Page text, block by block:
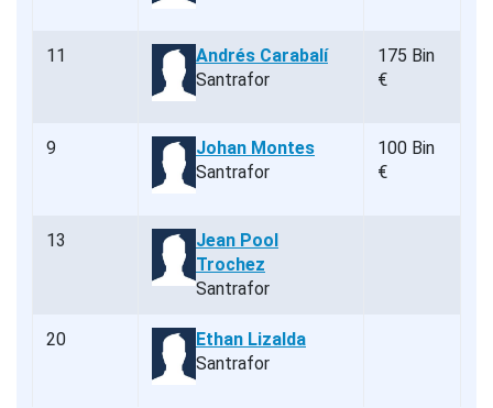
11
Andrés Carabalí
Santrafor
175 Bin
€
9
Johan Montes
Santrafor
100 Bin
€
13
Jean Pool
Trochez
Santrafor
20
Ethan Lizalda
Santrafor